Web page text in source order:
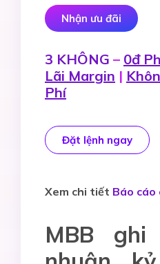
Nhận ưu đãi
3 KHÔNG – 0đ
Lãi Margin |
Phí
Đặt lệnh ngay
Xem chi tiết Báo cáo
MBB